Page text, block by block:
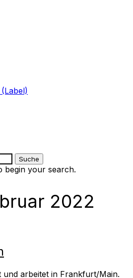
des Undergrounds
Kultur
begin your search.
2022
und arbeitet in Frankfurt/Main.